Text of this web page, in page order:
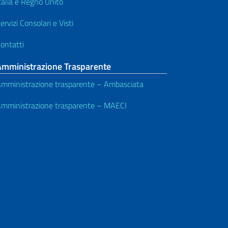
Consolari e Visti
Trasparente
trasparente – Ambasciata
trasparente – MAECI